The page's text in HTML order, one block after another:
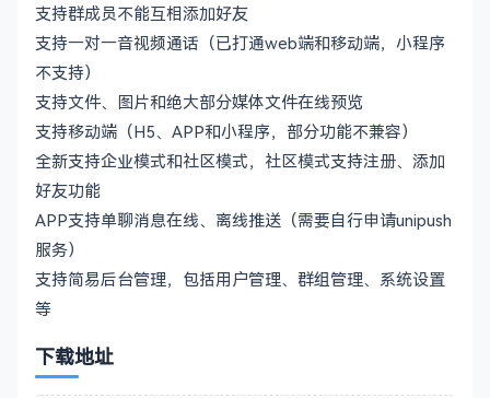
支持群成员不能互相添加好友
支持一对一音视频通话（已打通web端和移动端，小程序
不支持）
支持文件、图片和绝大部分媒体文件在线预览
支持移动端（H5、APP和小程序，部分功能不兼容）
全新支持企业模式和社区模式，社区模式支持注册、添加
好友功能
APP支持单聊消息在线、离线推送（需要自行申请unipush
服务）
支持简易后台管理，包括用户管理、群组管理、系统设置
等
下载地址